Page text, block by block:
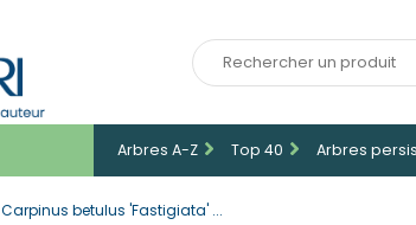
Arbres A-Z Top 40 Arbres
Carpinus betulus 'Fastigiata' ...